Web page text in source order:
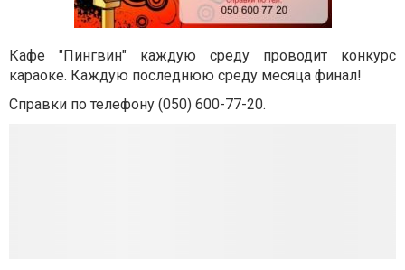
Кафе "Пингвин" каждую среду проводит конкурс
караоке. Каждую последнюю среду месяца финал!
Справки по телефону (050) 600-77-20.